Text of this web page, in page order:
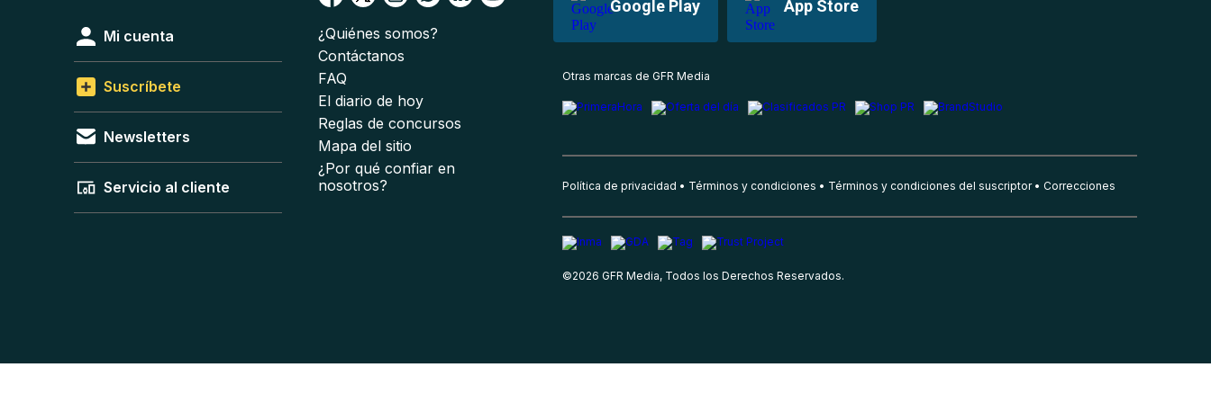
Google Play App Store
Mi cuenta
Suscríbete
Newsletters
Servicio al cliente
¿Quiénes somos?
Contáctanos
FAQ
El diario de hoy
Reglas de concursos
Mapa del sitio
¿Por qué confiar en
nosotros?
Otras marcas de GFR Media
Política de privacidad Términos y condiciones Términos y condiciones del suscriptor Correcciones
©2026 GFR Media, Todos los Derechos Reservados.